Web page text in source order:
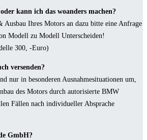
kann ich das woanders machen?
Ihres Motors an dazu bitte eine Anfrage
Modell zu Modell Unterscheiden!
300, -Euro)
versenden?
nur in besonderen Ausnahmesituationen um,
des Motors durch autorisierte BMW
Fällen nach individueller Absprache
GmbH?